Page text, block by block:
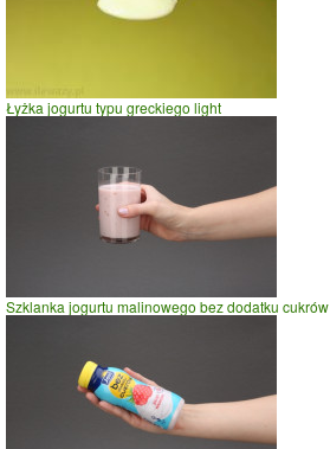
Łyżka jogurtu typu greckiego light
Szklanka jogurtu malinowego bez dodatku cukrów